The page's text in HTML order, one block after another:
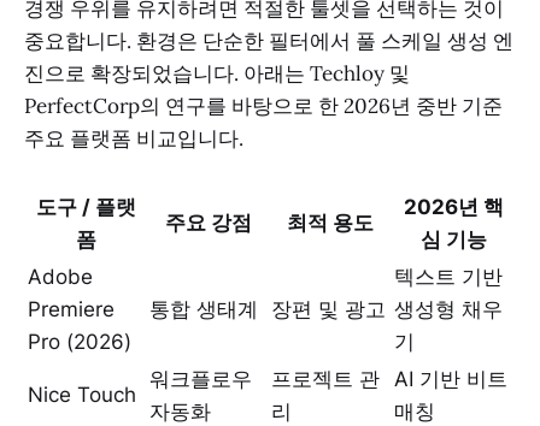
경쟁 우위를 유지하려면 적절한 툴셋을 선택하는 것이
중요합니다. 환경은 단순한 필터에서 풀 스케일 생성 엔
진으로 확장되었습니다. 아래는 Techloy 및
PerfectCorp의 연구를 바탕으로 한 2026년 중반 기준
주요 플랫폼 비교입니다.
도구 / 플랫
폼
주요 강점 최적 용도
2026년 핵
심 기능
Adobe
Premiere
Pro (2026)
통합 생태계 장편 및 광고
텍스트 기반
생성형 채우
기
Nice Touch
워크플로우
자동화
프로젝트 관
리
AI 기반 비트
매칭